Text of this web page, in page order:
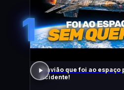
1
O avião que foi ao espaço
Acidente!